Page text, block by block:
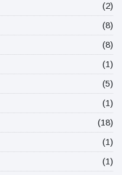
(2)
(8)
(8)
(1)
(5)
(1)
(18)
(1)
(1)